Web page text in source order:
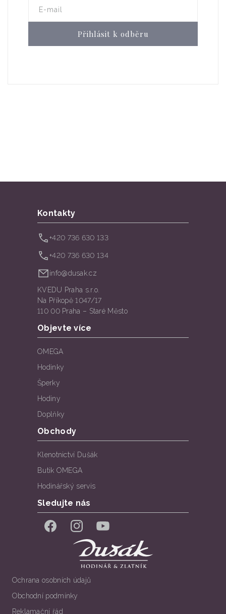
E-mail
Přihlásit k odběru
Kontakty
+420 736 630 133
+420 736 630 134
info@dusak.cz
KVEDU Praha s.r.o.
Na Příkopě 1047/17
110 00 Praha – Staré Město
Objevte více
OMEGA
Hodinky
Šperky
Hodiny
Doplňky
Obchody
Klenotnictví Dušák
Butik OMEGA
Hodinářský servis
Sledujte nás
FacebookInstagramYouTube
Ochrana osobních údajů
Obchodní podmínky
Reklamační řád